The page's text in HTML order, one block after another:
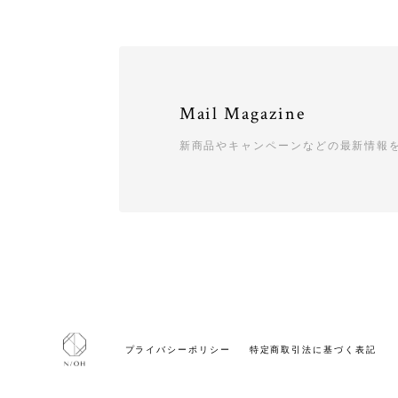
Mail Magazine
新商品やキャンペーンなどの最新情報
プライバシーポリシー 特定商取引法に基づく表記